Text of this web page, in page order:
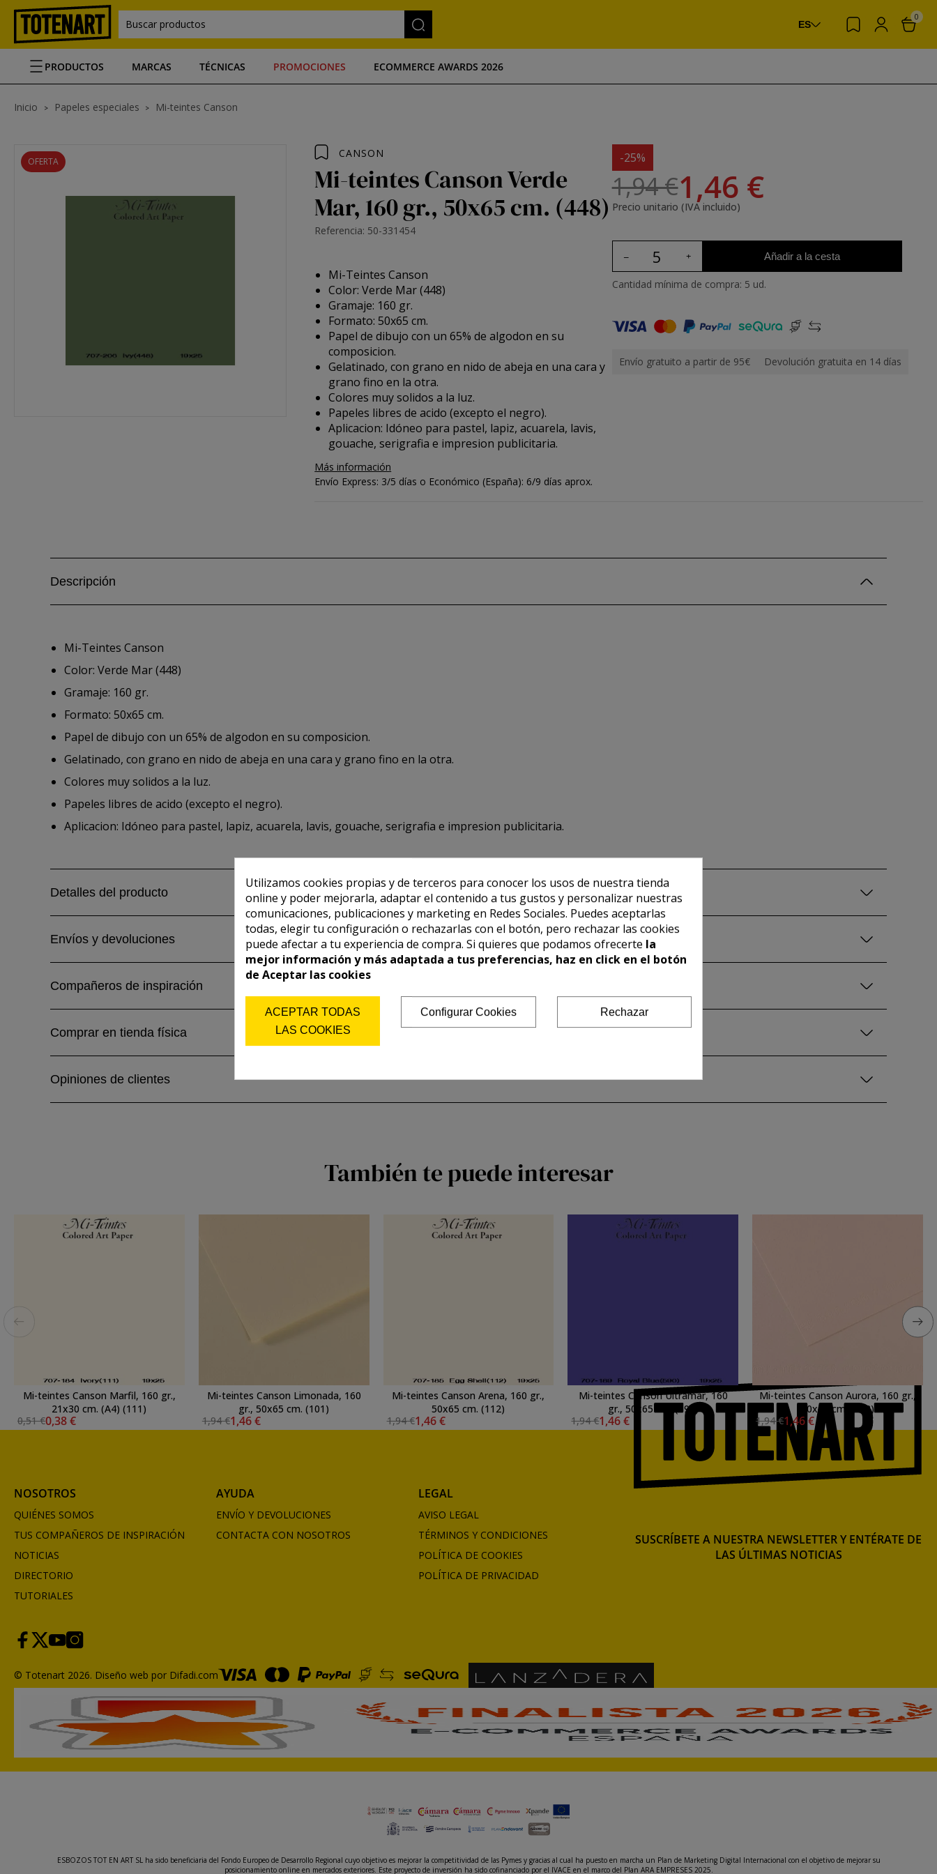
Buscar productos ES
0
PRODUCTOS MARCAS TÉCNICAS PROMOCIONES ECOMMERCE AWARDS 2026
Inicio Papeles especiales Mi-teintes Canson
OFERTA
CANSON
Mi-teintes Canson Verde
Mar, 160 gr., 50x65 cm. (448)
Referencia: 50-331454
Mi-Teintes Canson
Color: Verde Mar (448)
Gramaje: 160 gr.
Formato: 50x65 cm.
Papel de dibujo con un 65% de algodon en su
composicion.
Gelatinado, con grano en nido de abeja en una cara y
grano fino en la otra.
Colores muy solidos a la luz.
Papeles libres de acido (excepto el negro).
Aplicacion: Idóneo para pastel, lapiz, acuarela, lavis,
gouache, serigrafia e impresion publicitaria.
Más información
-25%
1,94 €1,46 €
Precio unitario (IVA incluido)
Añadir a la cesta
Cantidad mínima de compra: 5 ud.
Envío gratuito a partir de 95€ Devolución gratuita en 14 días
Envío Express: 3/5 días o Económico (España): 6/9 días aprox.
Descripción
Mi-Teintes Canson
Color: Verde Mar (448)
Gramaje: 160 gr.
Formato: 50x65 cm.
Papel de dibujo con un 65% de algodon en su composicion.
Gelatinado, con grano en nido de abeja en una cara y grano fino en la otra.
Colores muy solidos a la luz.
Papeles libres de acido (excepto el negro).
Aplicacion: Idóneo para pastel, lapiz, acuarela, lavis, gouache, serigrafia e impresion publicitaria.
Detalles del producto
Envíos y devoluciones
Compañeros de inspiración
Comprar en tienda física
Opiniones de clientes
También te puede interesar
Mi-teintes Canson Marfil, 160 gr.,
21x30 cm. (A4) (111)
0,51 €0,38 €
Mi-teintes Canson Limonada, 160
gr., 50x65 cm. (101)
1,94 €1,46 €
Mi-teintes Canson Arena, 160 gr.,
50x65 cm. (112)
1,94 €1,46 €
Mi-teintes Canson Ultramar, 160
gr., 50x65 cm. (590)
1,94 €1,46 €
Mi-teintes Canson Aurora, 160 gr.,
50x65 cm. (103)
1,94 €1,46 €
NOSOTROS
QUIÉNES SOMOS
TUS COMPAÑEROS DE INSPIRACIÓN
NOTICIAS
DIRECTORIO
TUTORIALES
AYUDA
ENVÍO Y DEVOLUCIONES
CONTACTA CON NOSOTROS
LEGAL
AVISO LEGAL
TÉRMINOS Y CONDICIONES
POLÍTICA DE COOKIES
POLÍTICA DE PRIVACIDAD
SUSCRÍBETE A NUESTRA NEWSLETTER Y ENTÉRATE DE
LAS ÚLTIMAS NOTICIAS
© Totenart 2026. Diseño web por Difadi.com
ESBOZOS TOT EN ART SL ha sido beneficiaria del Fondo Europeo de Desarrollo Regional cuyo objetivo es mejorar la competitividad de las Pymes y gracias al cual ha puesto en marcha un Plan de Marketing Digital Internacional con el objetivo de mejorar su
posicionamiento online en mercados exteriores. Este proyecto de inversión ha sido cofinanciado por el IVACE en el marco del Plan ARA EMPRESES 2025.
Utilizamos cookies propias y de terceros para conocer los usos de nuestra tienda
online y poder mejorarla, adaptar el contenido a tus gustos y personalizar nuestras
comunicaciones, publicaciones y marketing en Redes Sociales. Puedes aceptarlas
todas, elegir tu configuración o rechazarlas con el botón, pero rechazar las cookies
puede afectar a tu experiencia de compra. Si quieres que podamos ofrecerte la
mejor información y más adaptada a tus preferencias, haz en click en el botón
de Aceptar las cookies
ACEPTAR TODAS
LAS COOKIES
Configurar Cookies Rechazar